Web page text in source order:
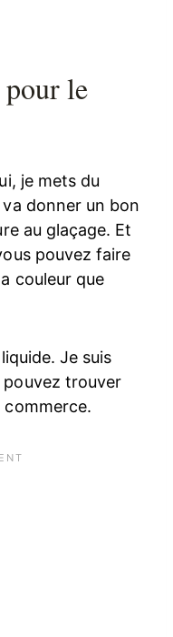
le
je mets du
donner un bon
au glaçage. Et
pouvez faire
couleur que
Je suis
pouvez trouver